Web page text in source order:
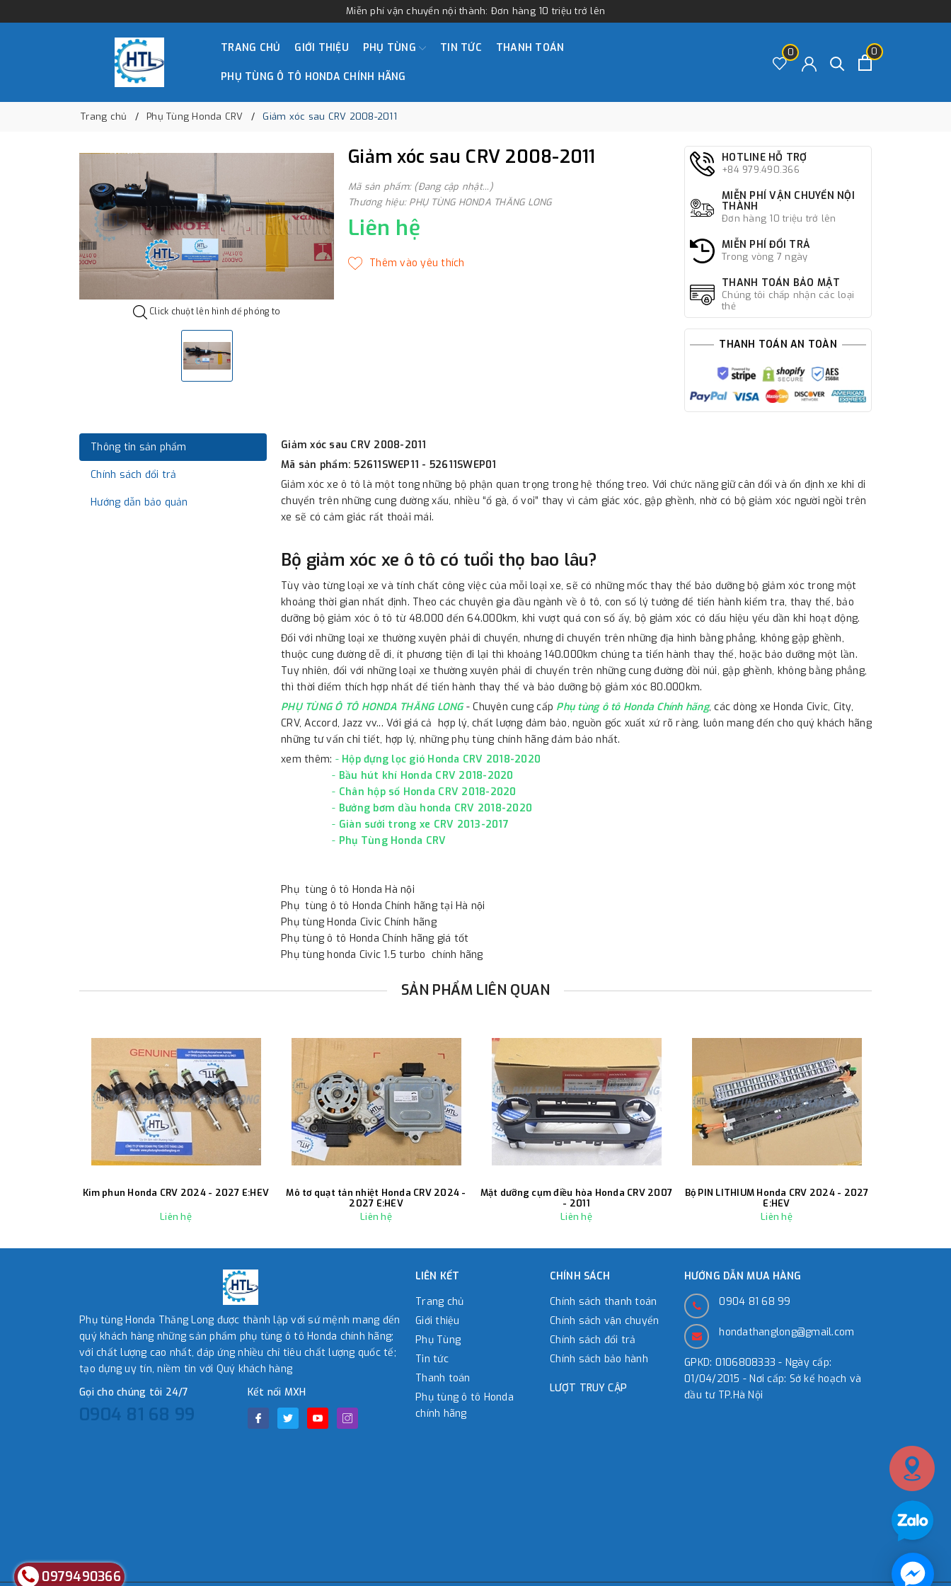
Miễn phí vận chuyển nội thành: Đơn hàng 10 triệu trở lên
TRANG CHỦ GIỚI THIỆU PHỤ TÙNG TIN TỨC THANH TOÁN
PHỤ TÙNG Ô TÔ HONDA CHÍNH HÃNG
0 0
Trang chủ Phụ Tùng Honda CRV Giảm xóc sau CRV 2008-2011
Click chuột lên hình để phóng to
Giảm xóc sau CRV 2008-2011
Mã sản phẩm: (Đang cập nhật...)
Thương hiệu: PHỤ TÙNG HONDA THĂNG LONG
Liên hệ
HOTLINE HỖ TRỢ
+84 979.490.366
MIỄN PHÍ VẬN CHUYỂN NỘI
THÀNH
Đơn hàng 10 triệu trở lên
MIỄN PHÍ ĐỔI TRẢ
Trong vòng 7 ngày
THANH TOÁN BẢO MẬT
Chúng tôi chấp nhận các loại
thẻ
THANH TOÁN AN TOÀN
Thông tin sản phẩm
Chính sách đổi trả
Hướng dẫn bảo quản
Giảm xóc sau CRV 2008-2011
Mã sản phẩm: 52611SWEP11 - 52611SWEP01
Giảm xóc xe ô tô là một tong những bộ phận quan trọng trong hệ thống treo. Với chức năng giữ cân đối và ổn định xe khi di
chuyển trên những cung đường xấu, nhiều “ổ gà, ổ voi” thay vì cảm giác xóc, gập ghềnh, nhờ có bộ giảm xóc người ngồi trên
xe sẽ có cảm giác rất thoải mái.
Bộ giảm xóc xe ô tô có tuổi thọ bao lâu?
Tùy vào từng loại xe và tính chất công việc của mỗi loại xe, sẽ có những mốc thay thế bảo dưỡng bộ giảm xóc trong một
khoảng thời gian nhất định. Theo các chuyên gia đầu ngành về ô tô, con số lý tưởng để tiến hành kiểm tra, thay thế, bảo
dưỡng bộ giảm xóc ô tô từ 48.000 đến 64.000km, khi vượt quá con số ấy, bộ giảm xóc có dấu hiệu yếu dần khi hoạt động.
Đối với những loại xe thường xuyên phải di chuyển, nhưng di chuyển trên những địa hình bằng phẳng, không gập ghềnh,
thuộc cung đường dễ đi, ít phương tiện đi lại thì khoảng 140.000km chúng ta tiến hành thay thế, hoặc bảo dưỡng một lần.
Tuy nhiên, đối với những loại xe thường xuyên phải di chuyển trên những cung đường đồi núi, gập ghềnh, không bằng phẳng,
thì thời điểm thích hợp nhất để tiến hành thay thế và bảo dưỡng bộ giảm xóc 80.000km.
PHỤ TÙNG Ô TÔ HONDA THĂNG LONG- Chuyên cung cấp Phụ tùng ô tô Honda Chính hãng, các dòng xe Honda Civic, City,
CRV, Accord, Jazz vv... Với giá cả hợp lý, chất lượng đảm bảo, nguồn gốc xuất xứ rõ ràng, luôn mang đến cho quý khách hãng
những tư vấn chi tiết, hợp lý, những phụ tùng chính hãng đảm bảo nhất.
xem thêm: - Hộp đựng lọc gió Honda CRV 2018-2020
- Bầu hút khí Honda CRV 2018-2020
- Chân hộp số Honda CRV 2018-2020
- Bưởng bơm dầu honda CRV 2018-2020
- Giàn sưởi trong xe CRV 2013-2017
- Phụ Tùng Honda CRV
Phụ tùng ô tô Honda Hà nội
Phụ tùng ô tô Honda Chính hãng tại Hà nội
Phụ tùng Honda Civic Chính hãng
Phụ tùng ô tô Honda Chính hãng giá tốt
Phụ tùng honda Civic 1.5 turbo chính hãng
SẢN PHẨM LIÊN QUAN
Kim phun Honda CRV 2024 - 2027 E:HEV
Liên hệ
Mô tơ quạt tản nhiệt Honda CRV 2024 -
2027 E:HEV
Liên hệ
Mặt dưỡng cụm điều hòa Honda CRV 2007
- 2011
Liên hệ
Bộ PIN LITHIUM Honda CRV 2024 - 2027
E:HEV
Liên hệ
Phụ tùng Honda Thăng Long được thành lập với sứ mệnh mang đến
quý khách hàng những sản phẩm phụ tùng ô tô Honda chính hãng;
với chất lượng cao nhất, đáp ứng nhiều chỉ tiêu chất lượng quốc tế;
tạo dựng uy tín, niềm tin với Quý khách hàng
Gọi cho chúng tôi 24/7
0904 81 68 99
Kết nối MXH
LIÊN KẾT
Trang chủ
Giới thiệu
Phụ Tùng
Tin tức
Thanh toán
Phụ tùng ô tô Honda
chính hãng
CHÍNH SÁCH
Chính sách thanh toán
Chính sách vận chuyển
Chính sách đổi trả
Chính sách bảo hành
LƯỢT TRUY CẬP
HƯỚNG DẪN MUA HÀNG
0904 81 68 99
hondathanglong@gmail.com
GPKD: 0106808333 - Ngày cấp:
01/04/2015 - Nơi cấp: Sở kế hoạch và
đầu tư TP.Hà Nội
0979490366